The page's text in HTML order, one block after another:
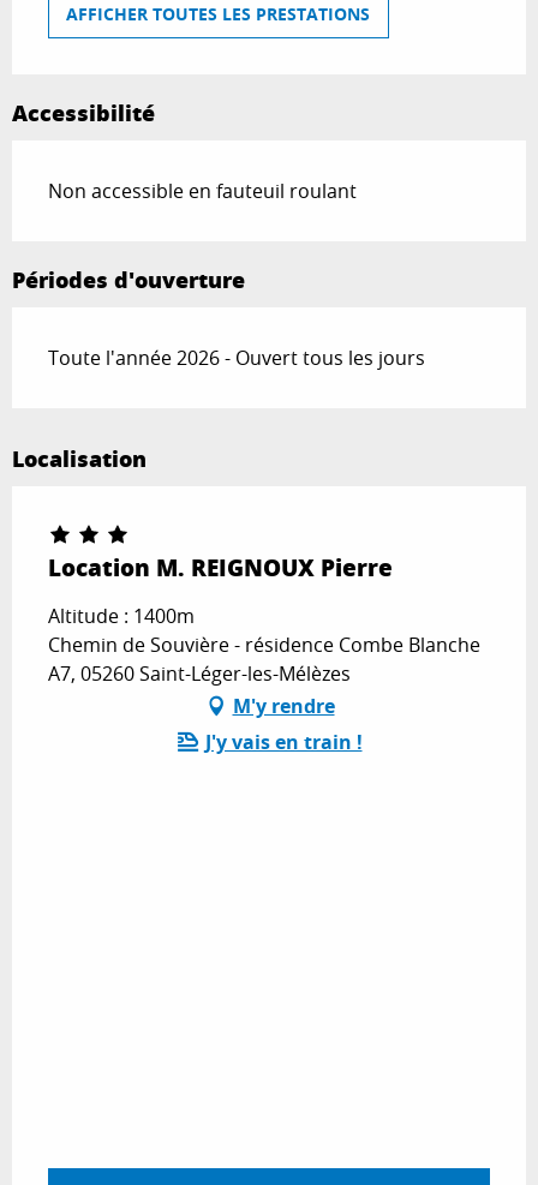
AFFICHER TOUTES LES PRESTATIONS
Accessibilité
Non accessible en fauteuil roulant
Périodes d'ouverture
Toute l'année 2026 - Ouvert tous les jours
Localisation
Location M. REIGNOUX Pierre
Altitude : 1400m
Chemin de Souvière - résidence Combe Blanche
A7, 05260 Saint-Léger-les-Mélèzes
M'y rendre
J'y vais en train !